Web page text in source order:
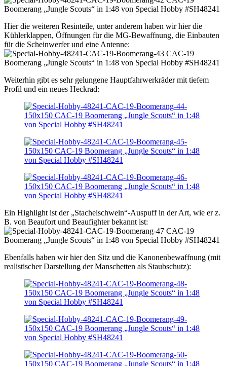
Hier die weiteren Resinteile, unter anderem haben wir hier die
Kühlerklappen, Öffnungen für die MG-Bewaffnung, die Einbauten
für die Scheinwerfer und eine Antenne:
Weiterhin gibt es sehr gelungene Hauptfahrwerkräder mit tiefem
Profil und ein neues Heckrad:
Ein Highlight ist der „Stachelschwein“-Auspuff in der Art, wie er z.
B. von Beaufort und Beaufighter bekannt ist:
Ebenfalls haben wir hier den Sitz und die Kanonenbewaffnung (mit
realistischer Darstellung der Manschetten als Staubschutz):